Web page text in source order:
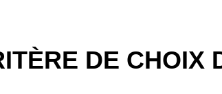
DE CHOIX